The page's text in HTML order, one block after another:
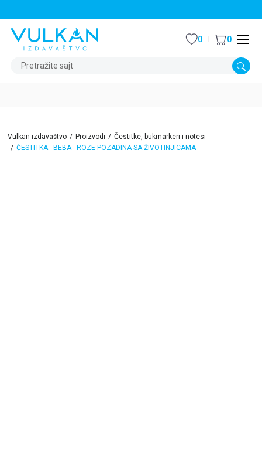
Pretražite sajt
0 0
Vulkan izdavaštvo Proizvodi
Čestitke, bukmarkeri i notesi
ČESTITKA - BEBA - ROZE POZADINA SA ŽIVOTINJICAMA